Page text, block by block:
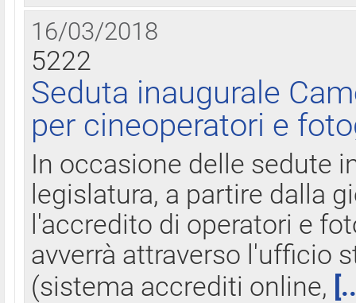
16/03/2018
5222
Seduta inaugurale
per cineoperatori e
In occasione delle sedute
legislatura, a partire dalla
l'accredito di operatori e
avverrà attraverso l'ufficio
(sistema accrediti online,